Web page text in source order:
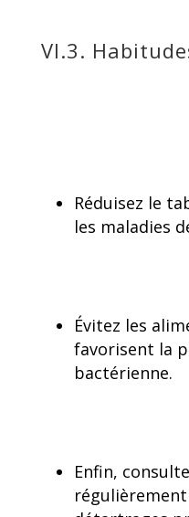
VI.3.
Réduisez le
les maladies
Évitez les
favorisent la
bactérienne.
Enfin,